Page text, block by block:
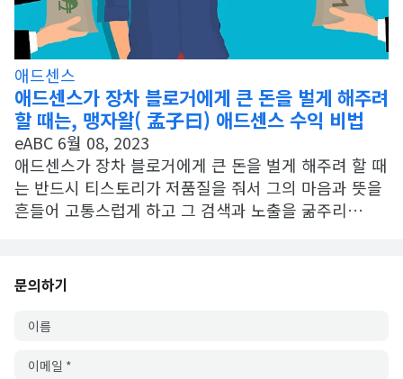
애드센스
애드센스가 장차 블로거에게 큰 돈을 벌게 해주려
할 때는, 맹자왈( 孟子曰) 애드센스 수익 비법
eABC 6월 08, 2023
애드센스가 장차 블로거에게 큰 돈을 벌게 해주려 할 때
는 반드시 티스토리가 저품질을 줘서 그의 마음과 뜻을
흔들어 고통스럽게 하고 그 검색과 노출을 굶주리…
문의하기